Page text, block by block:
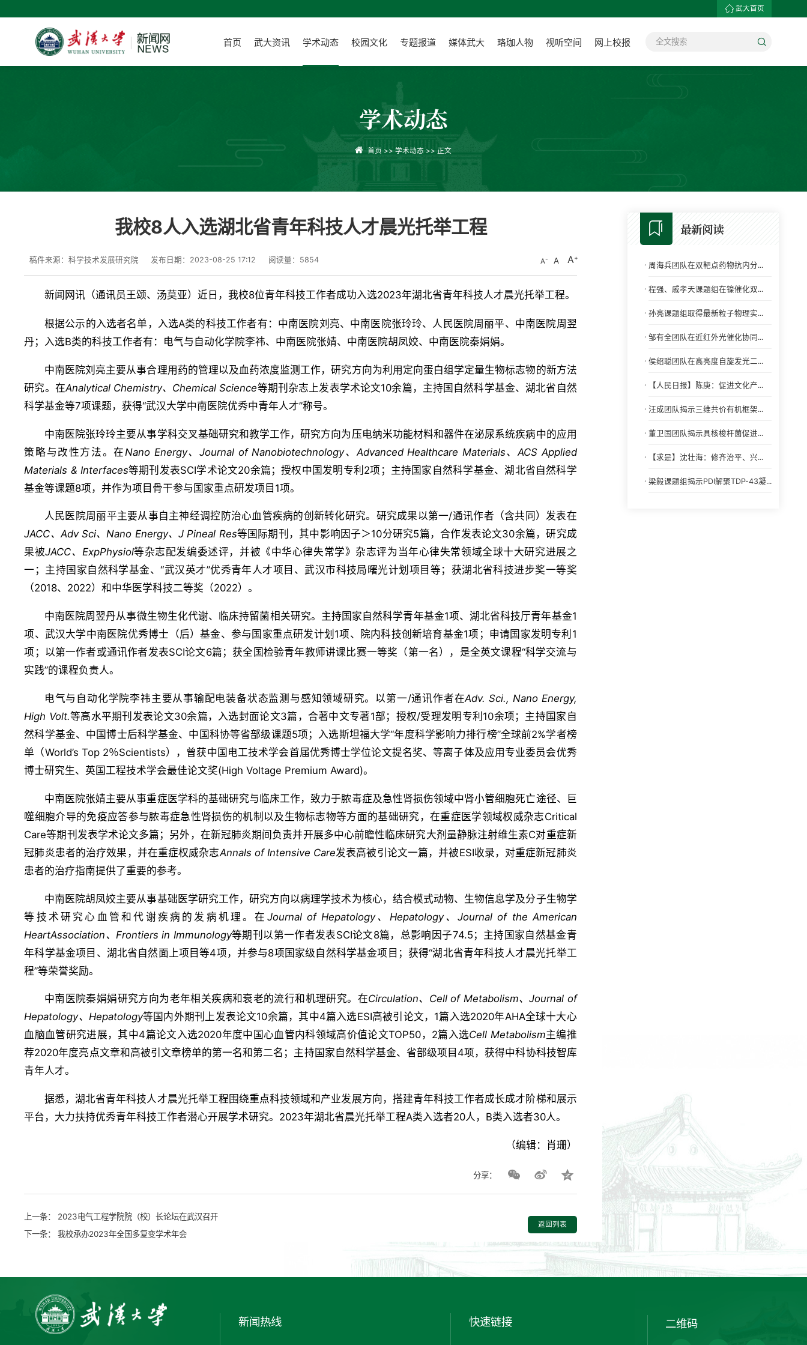
武大首页
首页 武大资讯 学术动态 校园文化 专题报道 媒体武大 珞珈人物 视听空间 网上校报
学术动态
首页 >>学术动态 >> 正文
我校8人入选湖北省青年科技人才晨光托举工程
稿件来源：科学技术发展研究院 发布日期：2023-08-25 17:12 阅读量： 5854 A A A
新闻网讯（通讯员王颂、汤莫亚）近日，我校8位青年科技工作者成功入选2023年湖北省青年科技人才晨光托举工程。
根据公示的入选者名单，入选A类的科技工作者有：中南医院刘亮、中南医院张玲玲、人民医院周丽平、中南医院周翌
丹；入选B类的科技工作者有：电气与自动化学院李祎、中南医院张婧、中南医院胡凤姣、中南医院秦娟娟。
中南医院刘亮主要从事合理用药的管理以及血药浓度监测工作，研究方向为利用定向蛋白组学定量生物标志物的新方法
研究。在Analytical Chemistry、 Chemical Science等期刊杂志上发表学术论文10余篇，主持国自然科学基金、湖北省自然
科学基金等7项课题，获得“武汉大学中南医院优秀中青年人才”称号。
中南医院张玲玲主要从事学科交叉基础研究和教学工作，研究方向为压电纳米功能材料和器件在泌尿系统疾病中的应用
策略与改性方法。在 Nano Energy、 Journal of Nanobiotechnology、 Advanced Healthcare Materials、ACS Applied
Materials & Interfaces等期刊发表SCI学术论文20余篇；授权中国发明专利2项；主持国家自然科学基金、湖北省自然科学
基金等课题8项，并作为项目骨干参与国家重点研发项目1项。
人民医院周丽平主要从事自主神经调控防治心血管疾病的创新转化研究。研究成果以第一/通讯作者（含共同）发表在
JACC、Adv Sci、Nano Energy、J Pineal Res等国际期刊，其中影响因子＞10分研究5篇，合作发表论文30余篇，研究成
果被JACC、 ExpPhysiol等杂志配发编委述评，并被《中华心律失常学》杂志评为当年心律失常领域全球十大研究进展之
一；主持国家自然科学基金、“武汉英才”优秀青年人才项目、武汉市科技局曙光计划项目等；获湖北省科技进步奖一等奖
（2018、2022）和中华医学科技二等奖（2022）。
中南医院周翌丹从事微生物生化代谢、临床持留菌相关研究。主持国家自然科学青年基金1项、湖北省科技厅青年基金1
项、武汉大学中南医院优秀博士（后）基金、参与国家重点研发计划1项、院内科技创新培育基金1项；申请国家发明专利1
项；以第一作者或通讯作者发表SCI论文6篇；获全国检验青年教师讲课比赛一等奖（第一名），是全英文课程“科学交流与
实践”的课程负责人。
电气与自动化学院李祎主要从事输配电装备状态监测与感知领域研究。以第一/通讯作者在Adv. Sci., Nano Energy,
High Volt.等高水平期刊发表论文30余篇，入选封面论文3篇，合著中文专著1部；授权/受理发明专利10余项；主持国家自
然科学基金、中国博士后科学基金、中国科协等省部级课题5项；入选斯坦福大学“年度科学影响力排行榜”全球前2%学者榜
单（World’s Top 2％Scientists），曾获中国电工技术学会首届优秀博士学位论文提名奖、等离子体及应用专业委员会优秀
博士研究生、英国工程技术学会最佳论文奖(High Voltage Premium Award)。
中南医院张婧主要从事重症医学科的基础研究与临床工作，致力于脓毒症及急性肾损伤领域中肾小管细胞死亡途径、巨
噬细胞介导的免疫应答参与脓毒症急性肾损伤的机制以及生物标志物等方面的基础研究，在重症医学领域权威杂志Critical
Care等期刊发表学术论文多篇；另外，在新冠肺炎期间负责并开展多中心前瞻性临床研究大剂量静脉注射维生素C对重症新
冠肺炎患者的治疗效果，并在重症权威杂志Annals of Intensive Care发表高被引论文一篇，并被ESI收录，对重症新冠肺炎
患者的治疗指南提供了重要的参考。
中南医院胡凤姣主要从事基础医学研究工作，研究方向以病理学技术为核心，结合模式动物、生物信息学及分子生物学
等技术研究心血管和代谢疾病的发病机理。在 Journal of Hepatology、 Hepatology、Journal of the American
HeartAssociation、 Frontiers in Immunology等期刊以第一作者发表SCI论文8篇，总影响因子74.5；主持国家自然基金青
年科学基金项目、湖北省自然面上项目等4项，并参与8项国家级自然科学基金项目；获得“湖北省青年科技人才晨光托举工
程”等荣誉奖励。
中南医院秦娟娟研究方向为老年相关疾病和衰老的流行和机理研究。在Circulation、 Cell of Metabolism、Journal of
Hepatology、 Hepatology等国内外期刊上发表论文10余篇，其中4篇入选ESI高被引论文，1篇入选2020年AHA全球十大心
血脑血管研究进展，其中4篇论文入选2020年度中国心血管内科领域高价值论文TOP50，2篇入选Cell Metabolism主编推
荐2020年度亮点文章和高被引文章榜单的第一名和第二名；主持国家自然科学基金、省部级项目4项，获得中科协科技智库
青年人才。
据悉，湖北省青年科技人才晨光托举工程围绕重点科技领域和产业发展方向，搭建青年科技工作者成长成才阶梯和展示
平台，大力扶持优秀青年科技工作者潜心开展学术研究。2023年湖北省晨光托举工程A类入选者20人，B类入选者30人。
（编辑：肖珊）
分享：
上一条： 2023电气工程学院院（校）长论坛在武汉召开
下一条：我校承办2023年全国多复变学术年会
返回列表
最新阅读
· 周海兵团队在双靶点药物抗内分...
· 程强、戚孝天课题组在镍催化双...
· 孙亮课题组取得最新粒子物理实...
· 邹有全团队在近红外光催化协同...
· 侯绍聪团队在高亮度自旋发光二...
· 【人民日报】陈庚：促进文化产...
· 汪成团队揭示三维共价有机框架...
· 董卫国团队揭示具核梭杆菌促进...
· 【求是】沈壮海：修齐治平、兴...
· 梁毅课题组揭示PDI解聚TDP-43凝...
新闻热线 快速链接 二维码